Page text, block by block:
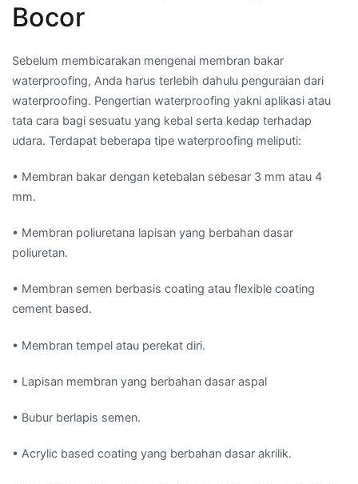
Bocor
Sebelum membicarakan mengenai membran bakar
waterproofing, Anda harus terlebih dahulu penguraian dari
waterproofing. Pengertian waterproofing yakni aplikasi atau
tata cara bagi sesuatu yang kebal serta kedap terhadap
udara. Terdapat beberapa tipe waterproofing meliputi:
• Membran bakar dengan ketebalan sebesar 3 mm atau 4
mm.
• Membran poliuretana lapisan yang berbahan dasar
poliuretan.
• Membran semen berbasis coating atau flexible coating
cement based.
• Membran tempel atau perekat diri.
• Lapisan membran yang berbahan dasar aspal
• Bubur berlapis semen.
• Acrylic based coating yang berbahan dasar akrilik.